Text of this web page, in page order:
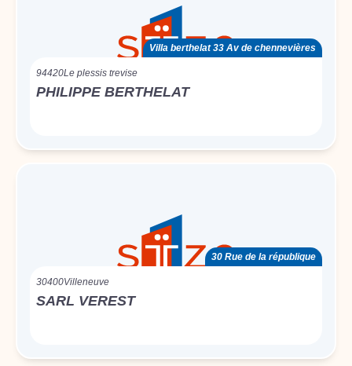
Villa berthelat 33 Av de chennevières
94420Le plessis trevise
PHILIPPE BERTHELAT
30 Rue de la république
30400Villeneuve
SARL VEREST